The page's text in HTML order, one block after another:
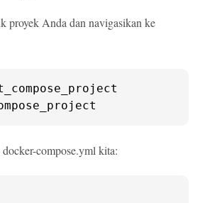
proyek Anda dan navigasikan ke
compose.yml kita: